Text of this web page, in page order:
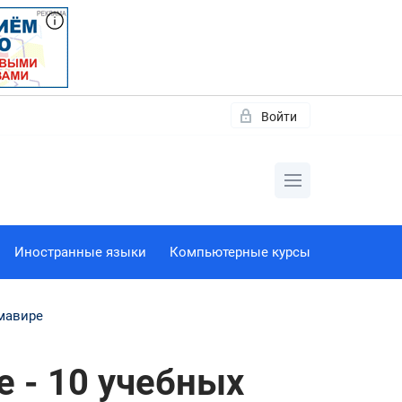
Войти
Иностранные языки Компьютерные курсы
- 10 учебных